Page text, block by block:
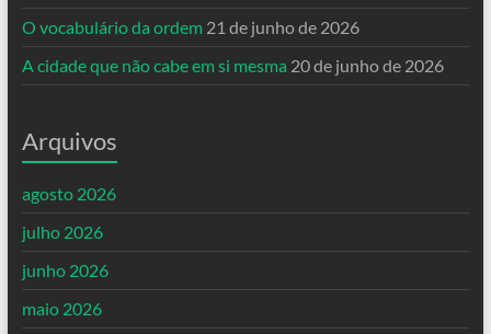
O vocabulário da ordem 21 de junho de 2026
A cidade que não cabe em si mesma 20 de junho de 2026
Arquivos
agosto 2026
julho 2026
junho 2026
maio 2026